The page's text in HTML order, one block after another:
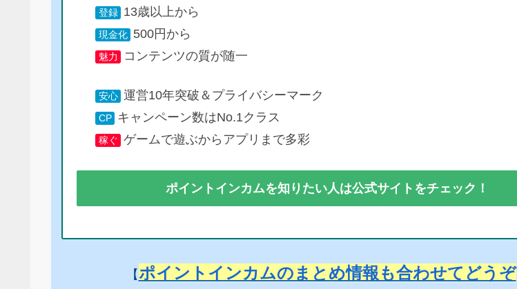
登録 13歳以上から
現金化 500円から
魅力 コンテンツの質が随一
安心 運営10年突破＆プライバシーマーク
CP キャンペーン数はNo.1クラス
稼ぐ ゲームで遊ぶからアプリまで多彩
ポイントインカムを知りたい人は公式サイトをチェック！
【ポイントインカムのまとめ情報も合わせてどうぞ